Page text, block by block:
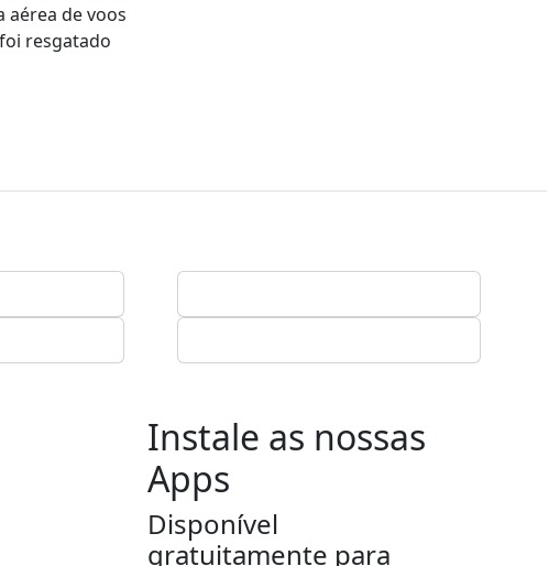
aérea de voos
resgatado
Instale as nossas
Apps
Disponível
gratuitamente para